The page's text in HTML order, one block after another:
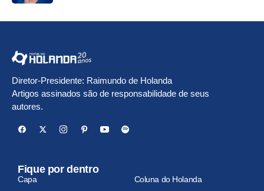
Diretor-Presidente: Raimundo de Holanda
Artigos assinados são de responsabilidade de seus
autores.
Fique por dentro
Capa
Coluna do Holanda